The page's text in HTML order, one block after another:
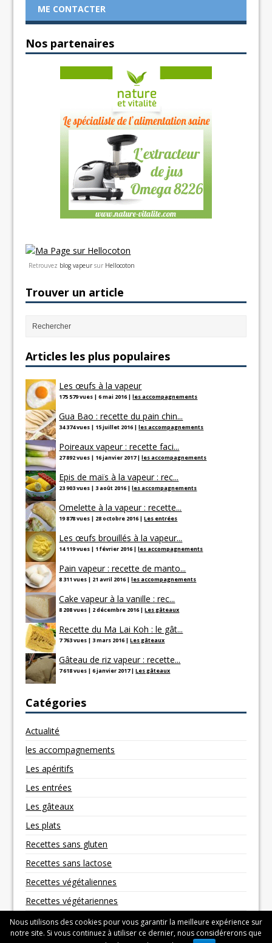
ME CONTACTER
Nos partenaires
Retrouvez blog vapeur sur Hellocoton
Trouver un article
Articles les plus populaires
Les œufs à la vapeur
175 579 vues |6 mai 2016 |les accompagnements
Gua Bao : recette du pain chin...
34 374 vues | 15 juillet 2016 |les accompagnements
Poireaux vapeur : recette faci...
27 892 vues | 16 janvier 2017|les accompagnements
Epis de maïs à la vapeur : rec...
23 903 vues |3 août 2016 |les accompagnements
Omelette à la vapeur : recette...
19 878 vues | 28 octobre 2016 |Les entrées
Les œufs brouillés à la vapeur...
14 119 vues | 1 février 2016 |les accompagnements
Pain vapeur : recette de manto...
8 311 vues | 21 avril 2016 |les accompagnements
Cake vapeur à la vanille : rec...
8 208 vues | 2 décembre 2016 |Les gâteaux
Recette du Ma Lai Koh : le gât...
7 763 vues |3 mars 2016 |Les gâteaux
Gâteau de riz vapeur : recette...
7 618 vues |6 janvier 2017|Les gâteaux
Catégories
Actualité
les accompagnements
Les apéritifs
Les entrées
Les gâteaux
Les plats
Recettes sans gluten
Recettes sans lactose
Recettes végétaliennes
Recettes végétariennes
Nous utilisons des cookies pour vous garantir la meilleure expérience sur
notre site. Si vous continuez à utiliser ce dernier, nous considérerons que